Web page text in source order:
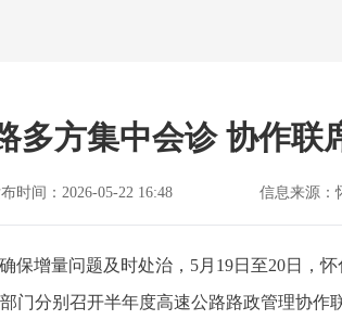
多方集中会诊 协作联
时间：2026-05-22 16:48 信息来源：
保增量问题及时处治，5月19日至20日，
门分别召开半年度高速公路路政管理协作